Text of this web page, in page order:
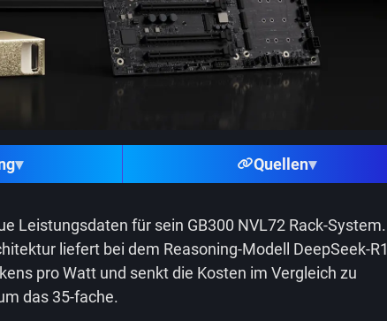
▾ Quellen▾
Leistungsdaten für sein GB300 NVL72 Rack-System.
liefert bei dem Reasoning-Modell DeepSeek-R1
pro Watt und senkt die Kosten im Vergleich zu
das 35-fache.